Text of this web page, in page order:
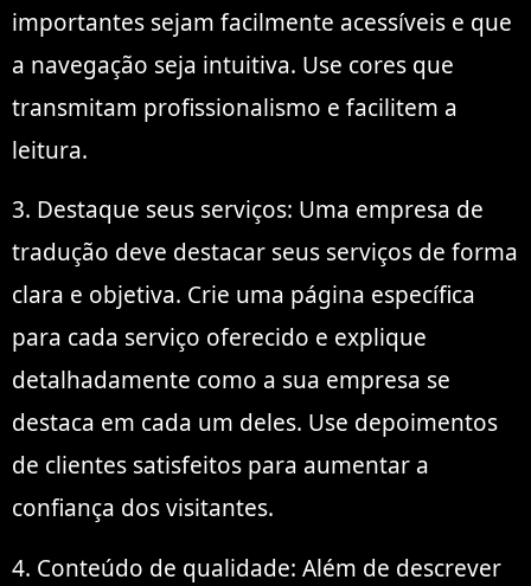
importantes sejam facilmente acessíveis e que
a navegação seja intuitiva. Use cores que
transmitam profissionalismo e facilitem a
leitura.
3. Destaque seus serviços: Uma empresa de
tradução deve destacar seus serviços de forma
clara e objetiva. Crie uma página específica
para cada serviço oferecido e explique
detalhadamente como a sua empresa se
destaca em cada um deles. Use depoimentos
de clientes satisfeitos para aumentar a
confiança dos visitantes.
4. Conteúdo de qualidade: Além de descrever